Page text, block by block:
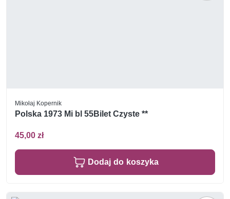
Mikołaj Kopernik
Polska 1973 Mi bl 55Bilet Czyste **
45,00 zł
Dodaj do koszyka